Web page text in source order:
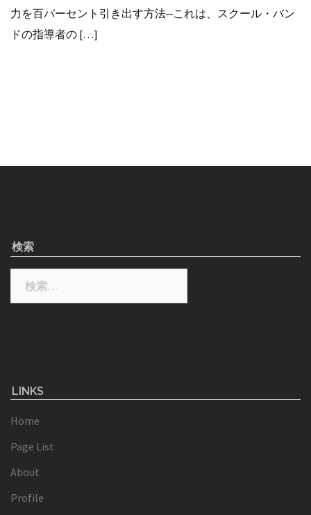
力を百パーセント引き出す方法‐‐これは、スクール・バン
ドの指導者の […]
検索
LINKS
Home
Page List
About
Profile